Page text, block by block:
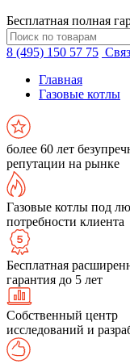
Бесплатная полная
8 (495) 150 57 75
Главная
Газовые котлы
более 60 лет
репутации на рынке
Газовые котлы под
потребности клиента
Бесплатная
гарантия до 5 лет
Собственный центр
исследований и